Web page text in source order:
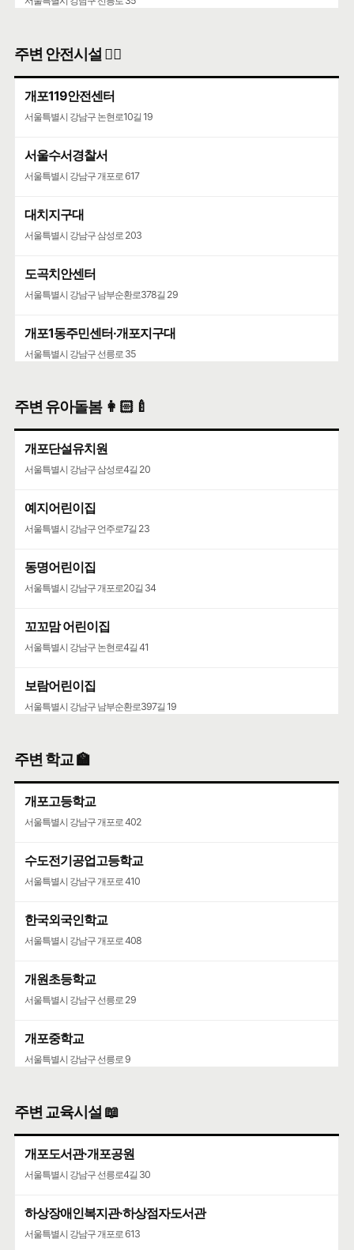
주변 안전시설 👮‍♀️
개포119안전센터
서울특별시 강남구 논현로10길 19
서울수서경찰서
서울특별시 강남구 개포로 617
대치지구대
서울특별시 강남구 삼성로 203
도곡치안센터
서울특별시 강남구 남부순환로378길 29
개포1동주민센터·개포지구대
서울특별시 강남구 선릉로 35
주변 유아돌봄 👩🏻‍🍼
개포단설유치원
서울특별시 강남구 삼성로4길 20
예지어린이집
서울특별시 강남구 언주로7길 23
동명어린이집
서울특별시 강남구 개포로20길 34
꼬꼬맘 어린이집
서울특별시 강남구 논현로4길 41
보람어린이집
서울특별시 강남구 남부순환로397길 19
서울특별시 강남구 삼성로 154
주변 학교 🏫
개포고등학교
서울특별시 강남구 개포로 402
수도전기공업고등학교
서울특별시 강남구 개포로 410
한국외국인학교
서울특별시 강남구 개포로 408
개원초등학교
서울특별시 강남구 선릉로 29
개포중학교
서울특별시 강남구 선릉로 9
주변 교육시설 📖
개포도서관·개포공원
서울특별시 강남구 선릉로4길 30
하상장애인복지관·하상점자도서관
서울특별시 강남구 개포로 613